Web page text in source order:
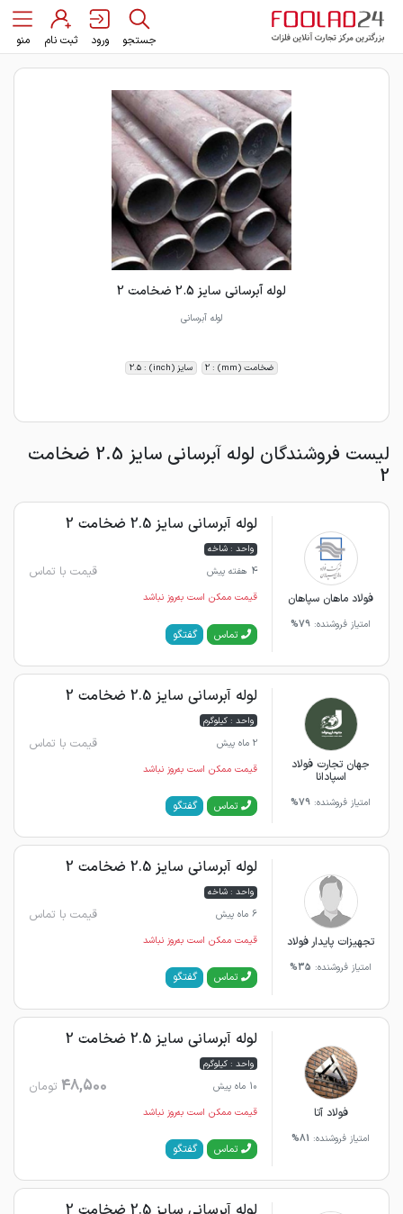
جستجو ورود ثبت نام منو
لوله آبرسانی سایز 2.5 ضخامت 2
لوله آبرسانی
ضخامت (mm) : 2 سایز (inch) : 2.5
لیست فروشندگان لوله آبرسانی سایز 2.5 ضخامت
2
فولاد ماهان سپاهان
امتیاز فروشنده: 79%
لوله آبرسانی سایز 2.5 ضخامت 2
واحد : شاخه
4 هفته پیش
قیمت با تماس
قیمت ممکن است به‌روز نباشد
تماس گفتگو
جهان تجارت فولاد
اسپادانا
امتیاز فروشنده: 79%
لوله آبرسانی سایز 2.5 ضخامت 2
واحد : کیلوگرم
2 ماه پیش
قیمت با تماس
قیمت ممکن است به‌روز نباشد
تماس گفتگو
تجهیزات پایدار فولاد
امتیاز فروشنده: 35%
لوله آبرسانی سایز 2.5 ضخامت 2
واحد : شاخه
6 ماه پیش
قیمت با تماس
قیمت ممکن است به‌روز نباشد
تماس گفتگو
فولاد آتا
امتیاز فروشنده: 81%
لوله آبرسانی سایز 2.5 ضخامت 2
واحد : کیلوگرم
10 ماه پیش
48,500 تومان
قیمت ممکن است به‌روز نباشد
تماس گفتگو